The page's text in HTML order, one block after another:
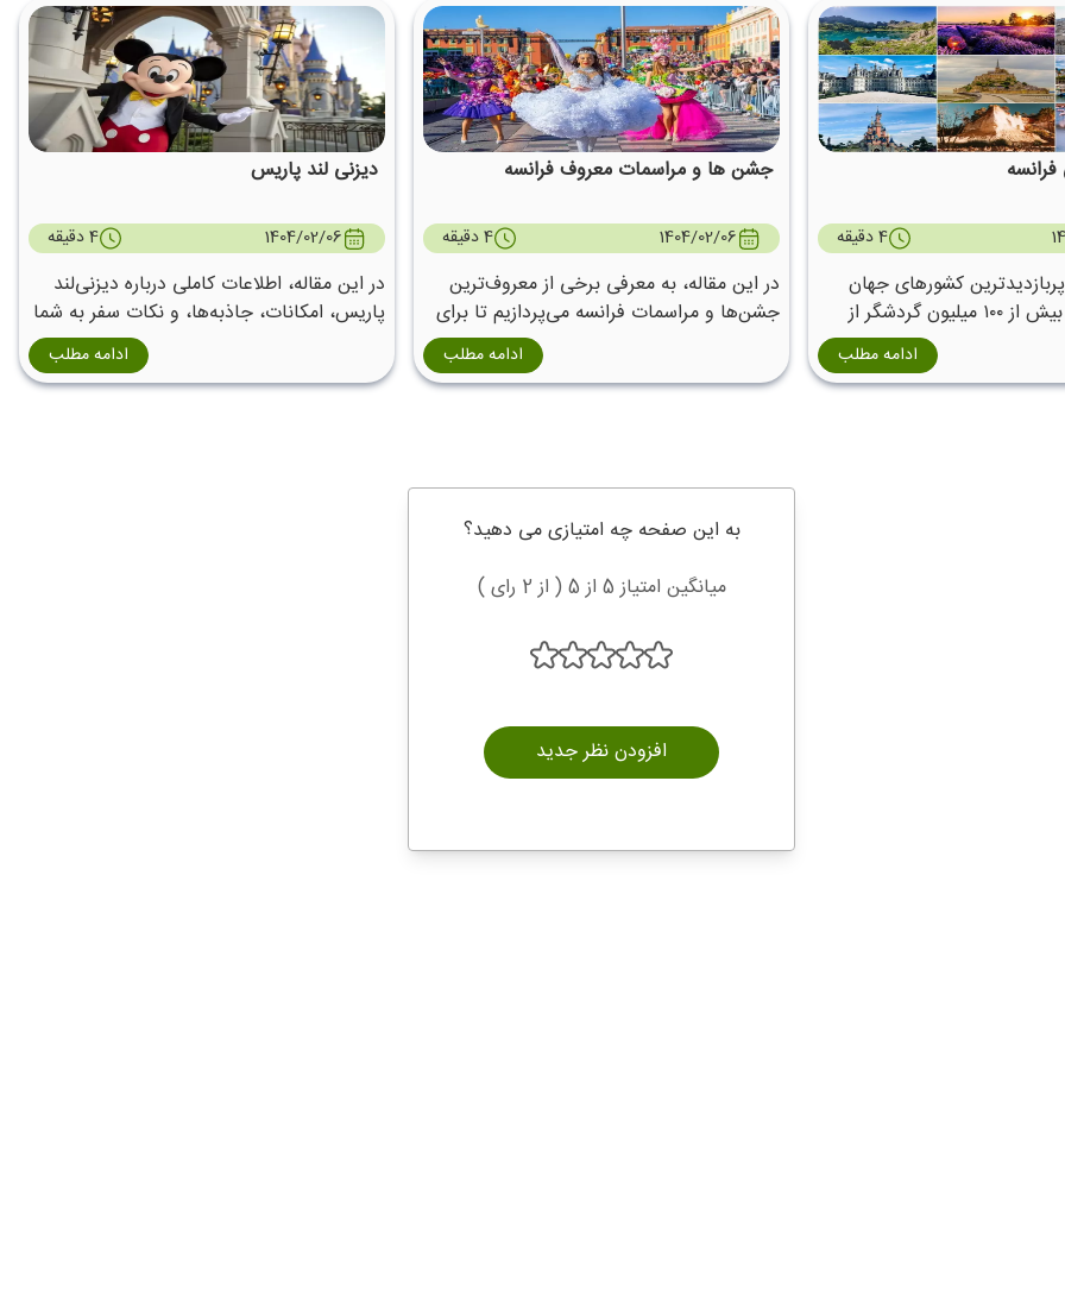
4 دقیقه
کشورهای جهان
است و سالانه بیش از ۱۰۰ میلیون گردشگر از
فرهنگی و طبیعی آن بازدید
با داشتن شهرهای تاریخی،
کاخ‌های سلطنتی، روستاهای
ادامه مطلب
جشن ها و مراسمات معروف فرانسه
1404/02/06 4 دقیقه
در این مقاله، به معرفی برخی از معروف‌ترین
جشن‌ها و مراسمات فرانسه می‌پردازیم تا برای
سفر بعدی خود برنامه‌ریزی کنید. ادامه مطلب
دیزنی لند پاریس
1404/02/06 4 دقیقه
در این مقاله، اطلاعات کاملی درباره دیزنی‌لند
پاریس، امکانات، جاذبه‌ها، و نکات سفر به شما
ادامه مطلب
به این صفحه چه امتیازی می دهید؟
میانگین امتیاز 5 از 5 ( از 2 رای )
افزودن نظر جدید